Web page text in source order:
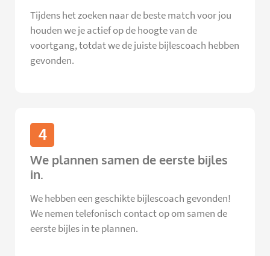
Tijdens het zoeken naar de beste match voor jou
houden we je actief op de hoogte van de
voortgang, totdat we de juiste bijlescoach hebben
gevonden.
4
We plannen samen de eerste bijles
in.
We hebben een geschikte bijlescoach gevonden!
We nemen telefonisch contact op om samen de
eerste bijles in te plannen.